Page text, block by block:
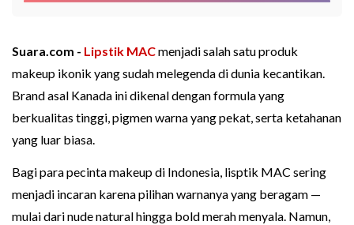
Suara.com - Lipstik MACmenjadi salah satu produk
makeup ikonik yang sudah melegenda di dunia kecantikan.
Brand asal Kanada ini dikenal dengan formula yang
berkualitas tinggi, pigmen warna yang pekat, serta ketahanan
yang luar biasa.
Bagi para pecinta makeup di Indonesia, lisptik MAC sering
menjadi incaran karena pilihan warnanya yang beragam —
mulai dari nude natural hingga bold merah menyala. Namun,